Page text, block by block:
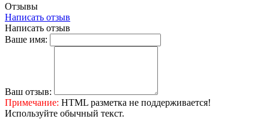
Отзывы
Написать отзыв
Написать отзыв
Ваше имя:
Ваш отзыв:
Примечание: HTML разметка не поддерживается!
Используйте обычный текст.